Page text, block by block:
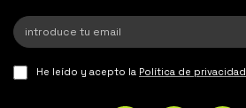
He leído y acepto la Política de privacidad